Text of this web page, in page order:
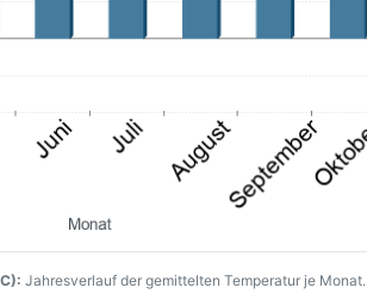
Jahresverlauf der gemittelten Temperatur je Monat.